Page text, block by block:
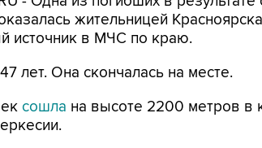
жительницей
источник в МЧС по краю.
лет. Она скончалась на месте.
сошла на высоте 2200 метров в